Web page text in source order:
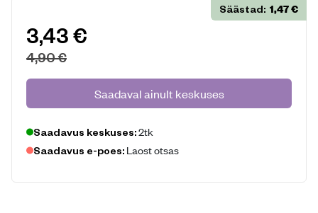
3,43€
4,90€
Säästad: 1,47€
Saadaval ainult keskuses
Saadavus keskuses:2tk
Saadavus e-poes: Laost otsas